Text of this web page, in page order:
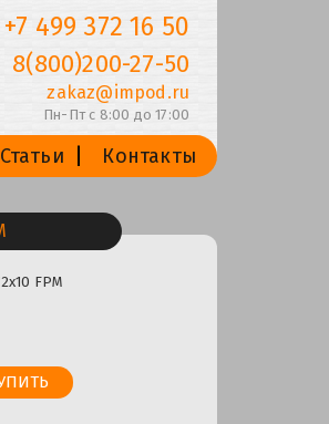
+7 499 372 16 50
8(800)200-27-50
zakaz@impod.ru
Пн-Пт с 8:00 до 17:00
Статьи Контакты
FPM